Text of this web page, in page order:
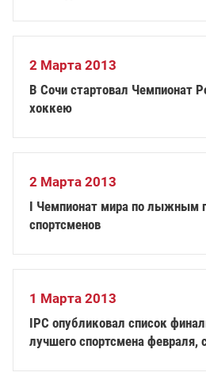
2 Марта 2013
В Сочи стартовал Чемпионат
хоккею
2 Марта 2013
I Чемпионат мира по лыжным
спортсменов
1 Марта 2013
IPC опубликовал список финалистов на звание
лучшего спортсмена февраля,